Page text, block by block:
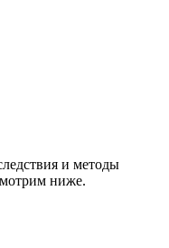
и методы
ниже.